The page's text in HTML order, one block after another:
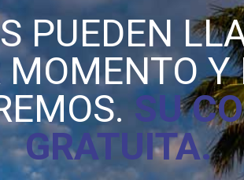
PUEDEN
Y
SU
GRATUITA.